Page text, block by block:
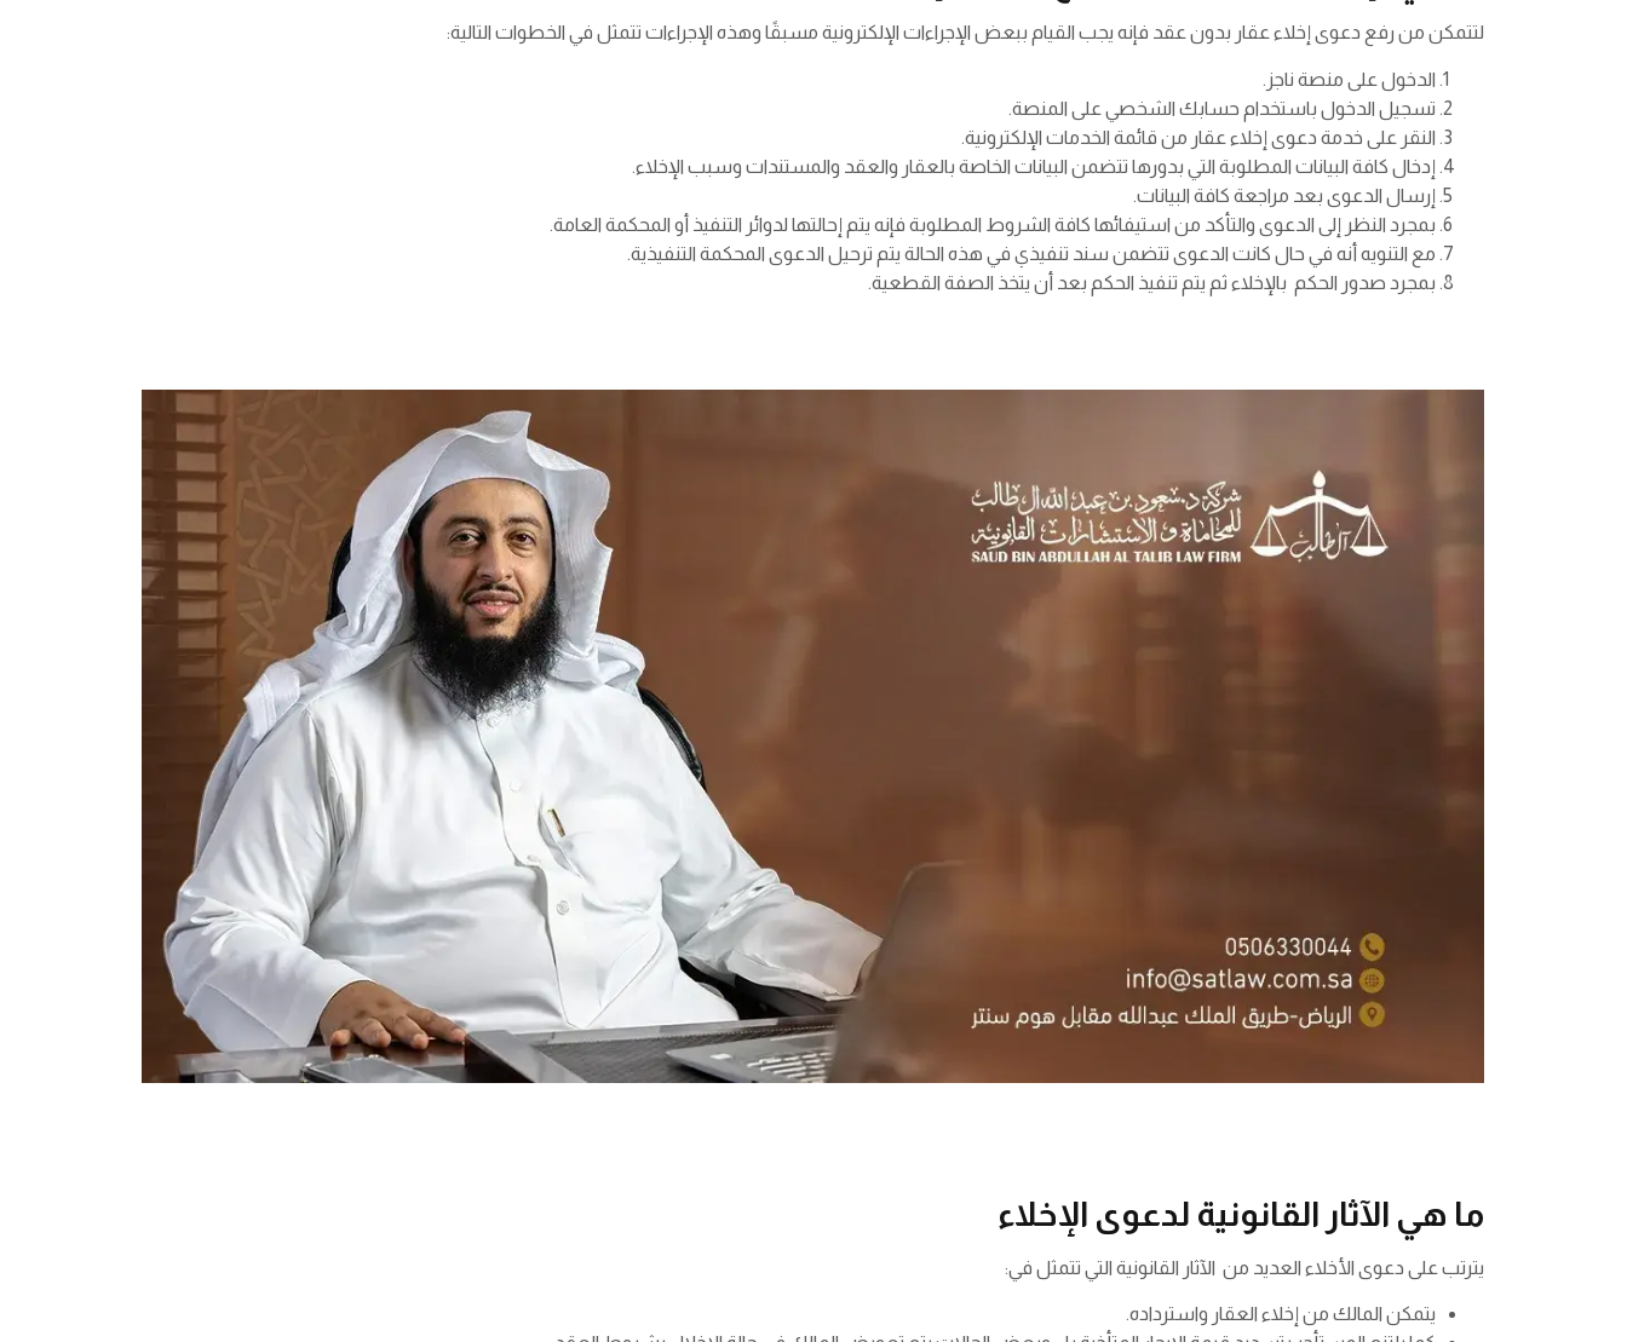
لتتمكن من رفع دعوى إخلاء عقار بدون عقد فإنه يجب القيام ببعض الإجراءات الإلكترونية مسبقًا وهذه الإجراءات تتمثل في الخطوات التالية:
الدخول على منصة ناجز.
تسجيل الدخول باستخدام حسابك الشخصي على المنصة.
النقر على خدمة دعوى إخلاء عقار من قائمة الخدمات الإلكترونية.
إدخال كافة البيانات المطلوبة التي بدورها تتضمن البيانات الخاصة بالعقار والعقد والمستندات وسبب الإخلاء.
إرسال الدعوى بعد مراجعة كافة البيانات.
بمجرد النظر إلى الدعوى والتأكد من استيفائها كافة الشروط المطلوبة فإنه يتم إحالتها لدوائر التنفيذ أو المحكمة العامة.
مع التنويه أنه في حال كانت الدعوى تتضمن سند تنفيذي في هذه الحالة يتم ترحيل الدعوى المحكمة التنفيذية.
بمجرد صدور الحكم بالإخلاء ثم يتم تنفيذ الحكم بعد أن يتخذ الصفة القطعية.
ما هي الآثار القانونية لدعوى الإخلاء
يترتب على دعوى الأخلاء العديد من الآثار القانونية التي تتمثل في:
يتمكن المالك من إخلاء العقار واسترداده.